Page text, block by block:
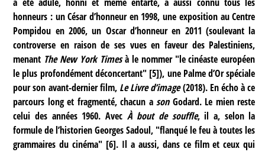
honneurs : un César d’honneur en 1998, une exposition au Centre
Pompidou en 2006, un Oscar d’honneur en 2011 (soulevant la
controverse en raison de ses vues en faveur des Palestiniens,
menant The New York Timesà le nommer "le cinéaste européen
le plus profondément déconcertant" [5]), une Palme d’Or spéciale
pour son avant-dernier film, Le Livre d’image(2018). En écho à ce
parcours long et fragmenté, chacun ason Godard. Le mien reste
celui des années 1960. Avec À bout de souffle, il a, selon la
formule de l’historien Georges Sadoul, "flanqué le feu à toutes les
grammaires du cinéma" [6]. Il a aussi, dans ce film et ceux qui